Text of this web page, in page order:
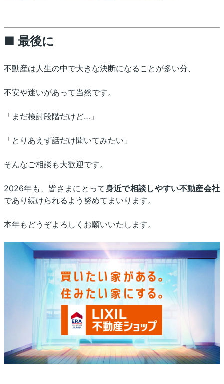
■ 最後に
不動産は人生の中で大きな決断になることが多い分、
不安や迷いがあって当然です。
「まだ検討段階だけど…」
「とりあえず話だけ聞いてみたい」
そんなご相談も大歓迎です。
2026年も、皆さまにとって身近で相談しやすい不動産会社
であり続けられるよう努めてまいります。
本年もどうぞよろしくお願いいたします。